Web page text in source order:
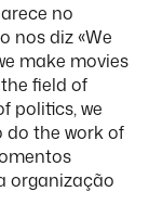
no
nos diz «We
make movies
field of
politics, we
do the work of
organização